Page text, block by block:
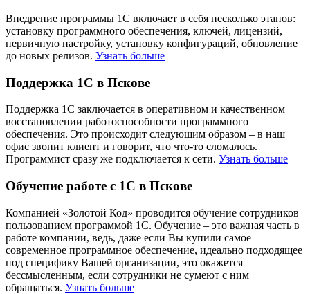
Внедрение программы 1С включает в себя несколько этапов:
установку программного обеспечения, ключей, лицензий,
первичную настройку, установку конфигураций, обновление
до новых релизов. Узнать больше
Поддержка 1С в Пскове
Поддержка 1С заключается в оперативном и качественном
восстановлении работоспособности программного
обеспечения. Это происходит следующим образом – в наш
офис звонит клиент и говорит, что что-то сломалось.
Программист сразу же подключается к сети. Узнать больше
Обучение работе с 1С в Пскове
Компанией «Золотой Код» проводится обучение сотрудников
пользованием программой 1С. Обучение – это важная часть в
работе компании, ведь, даже если Вы купили самое
современное программное обеспечение, идеально подходящее
под специфику Вашей организации, это окажется
бессмысленным, если сотрудники не сумеют с ним
обращаться. Узнать больше